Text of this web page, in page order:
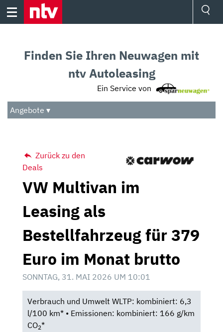
Skip
Audio
Das Beste
Finden Sie Ihren Neuwagen mit
ntv Autoleasing
Ein Service von
Angebote ▾
Zurück zu den
Deals
VW Multivan im
Leasing als
Bestellfahrzeug für 379
Euro im Monat brutto
SONNTAG, 31. MAI 2026 UM 10:01
Verbrauch und Umwelt WLTP: kombiniert: 6,3
l/100 km* • Emissionen: kombiniert: 166 g/km
CO2*